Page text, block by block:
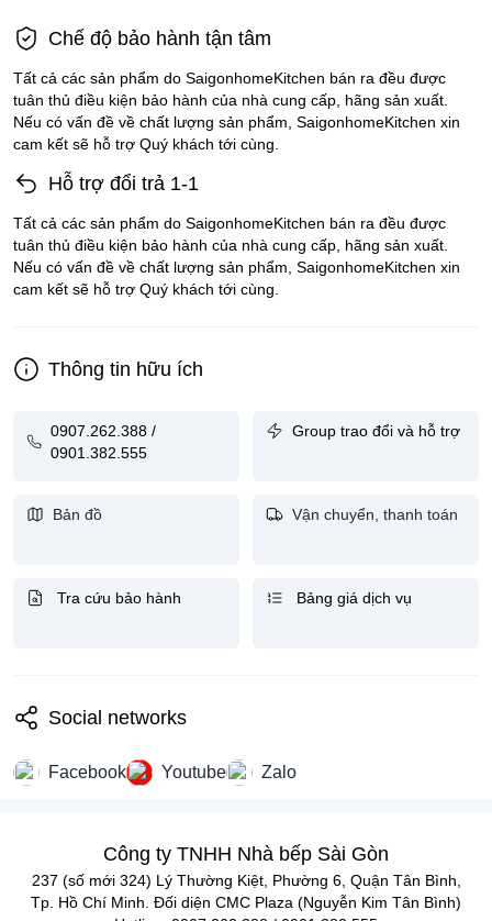
Chế độ bảo hành tận tâm
Tất cả các sản phẩm do SaigonhomeKitchen bán ra đều được
tuân thủ điều kiện bảo hành của nhà cung cấp, hãng sản xuất.
Nếu có vấn đề về chất lượng sản phẩm, SaigonhomeKitchen xin
cam kết sẽ hỗ trợ Quý khách tới cùng.
Hỗ trợ đổi trả 1-1
Tất cả các sản phẩm do SaigonhomeKitchen bán ra đều được
tuân thủ điều kiện bảo hành của nhà cung cấp, hãng sản xuất.
Nếu có vấn đề về chất lượng sản phẩm, SaigonhomeKitchen xin
cam kết sẽ hỗ trợ Quý khách tới cùng.
Thông tin hữu ích
0907.262.388 /
0901.382.555
Group trao đổi và hỗ trợ
Bản đồ Vận chuyển, thanh toán
Tra cứu bảo hành Bảng giá dịch vụ
Social networks
Facebook Youtube Zalo
Công ty TNHH Nhà bếp Sài Gòn
237 (số mới 324) Lý Thường Kiệt, Phường 6, Quận Tân Bình,
Tp. Hồ Chí Minh. Đối diện CMC Plaza (Nguyễn Kim Tân Bình)